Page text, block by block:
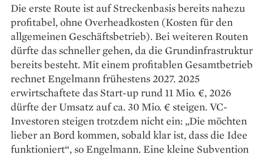
Die erste Route ist auf Streckenbasis bereits nahezu
profitabel, ohne Overheadkosten (Kosten für den
allgemeinen Geschäftsbetrieb). Bei weiteren Routen
dürfte das schneller gehen, da die Grundinfrastruktur
bereits besteht. Mit einem profitablen Gesamtbetrieb
rechnet Engelmann frühestens 2027. 2025
erwirtschaftete das Start-up rund 11 Mio. €, 2026
dürfte der Umsatz auf ca. 30 Mio. € steigen. VC-
Investoren steigen trotzdem nicht ein: „Die möchten
lieber an Bord kommen, sobald klar ist, dass die Idee
funktioniert“, so Engelmann. Eine kleine Subvention